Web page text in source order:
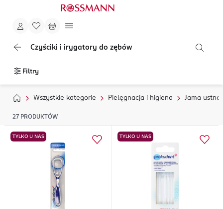
Czyściki i irygatory do zębów
Filtry
Wszystkie kategorie Pielęgnacja i higiena Jama ustna
27 PRODUKTÓW
TYLKO U NAS TYLKO U NAS